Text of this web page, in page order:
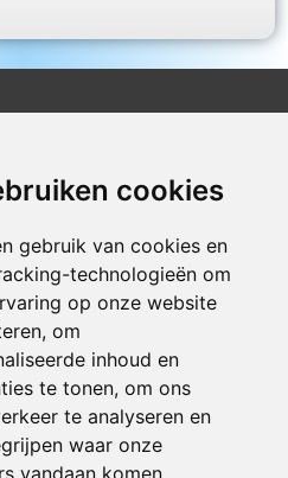
cookies
gebruik van cookies en
technologieën om
op onze website
om
inhoud en
te tonen, om ons
te analyseren en
waar onze
vandaan komen.